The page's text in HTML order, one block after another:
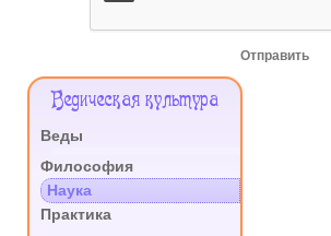
Отправить
Меню
Ведическая культура
Веды
Философия
Наука
Практика